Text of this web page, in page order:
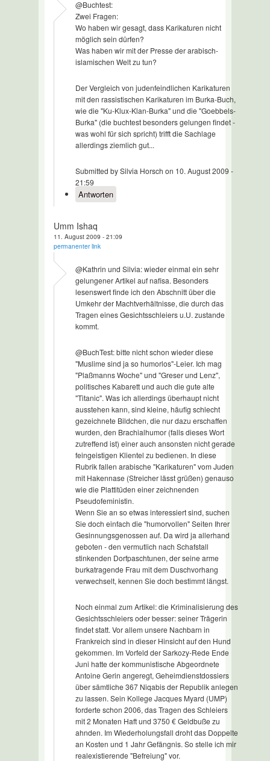
@Buchtest:
Zwei Fragen:
Wo haben wir gesagt, dass Karikaturen nicht
möglich sein dürfen?
Was haben wir mit der Presse der arabisch-
islamischen Welt zu tun?
Der Vergleich von judenfeindlichen Karikaturen
mit den rassistischen Karikaturen im Burka-Buch,
wie die "Ku-Klux-Klan-Burka" und die "Goebbels-
Burka" (die buchtest besonders gelungen findet -
was wohl für sich spricht) trifft die Sachlage
allerdings ziemlich gut...
Submitted by Silvia Horsch on 10. August 2009 -
21:59
Antworten
Umm Ishaq
11. August 2009 - 21:09
permanenter link
@Kathrin und Silvia: wieder einmal ein sehr
gelungener Artikel auf nafisa. Besonders
lesenswert finde ich den Abschnitt über die
Umkehr der Machtverhältnisse, die durch das
Tragen eines Gesichtsschleiers u.U. zustande
kommt.
@BuchTest: bitte nicht schon wieder diese
"Muslime sind ja so humorlos"-Leier. Ich mag
"Plaßmanns Woche" und "Greser und Lenz",
politisches Kabarett und auch die gute alte
"Titanic". Was ich allerdings überhaupt nicht
ausstehen kann, sind kleine, häufig schlecht
gezeichnete Bildchen, die nur dazu erschaffen
wurden, den Brachialhumor (falls dieses Wort
zutreffend ist) einer auch ansonsten nicht gerade
feingeistigen Klientel zu bedienen. In diese
Rubrik fallen arabische "Karikaturen" vom Juden
mit Hakennase (Streicher lässt grüßen) genauso
wie die Plattitüden einer zeichnenden
Pseudofeministin.
Wenn Sie an so etwas interessiert sind, suchen
Sie doch einfach die "humorvollen" Seiten Ihrer
Gesinnungsgenossen auf. Da wird ja allerhand
geboten - den vermutlich nach Schafstall
stinkenden Dorfpaschtunen, der seine arme
burkatragende Frau mit dem Duschvorhang
verwechselt, kennen Sie doch bestimmt längst.
Noch einmal zum Artikel: die Kriminalisierung des
Gesichtsschleiers oder besser: seiner Trägerin
findet statt. Vor allem unsere Nachbarn in
Frankreich sind in dieser Hinsicht auf den Hund
gekommen. Im Vorfeld der Sarkozy-Rede Ende
Juni hatte der kommunistische Abgeordnete
Antoine Gerin angeregt, Geheimdienstdossiers
über sämtliche 367 Niqabis der Republik anlegen
zu lassen. Sein Kollege Jacques Myard (UMP)
forderte schon 2006, das Tragen des Schleiers
mit 2 Monaten Haft und 3750 € Geldbuße zu
ahnden. Im Wiederholungsfall droht das Doppelte
an Kosten und 1 Jahr Gefängnis. So stelle ich mir
realexistierende "Befreiung" vor.